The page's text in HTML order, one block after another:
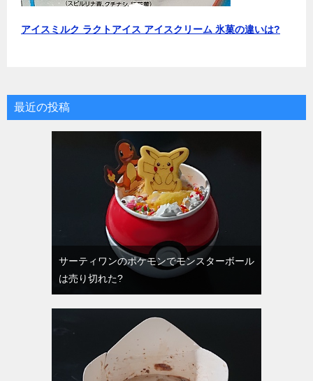
アイスミルク ラクトアイス アイスクリーム 氷菓の違いは?
最近の投稿
サーティワンのポケモンでモンスターボール
は売り切れた?